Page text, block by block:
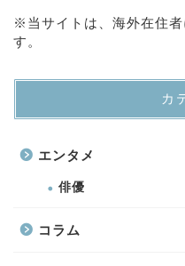
※当サイトは、海外在住
す。
カ
エンタメ
俳優
コラム